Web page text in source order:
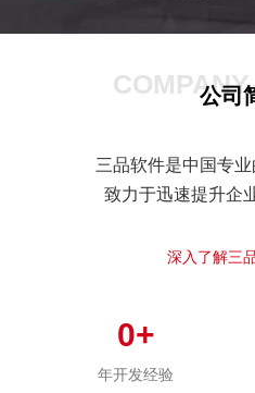
公司
三品软件是中国专
致力于迅速提升企
深入了解三
0+
年开发经验